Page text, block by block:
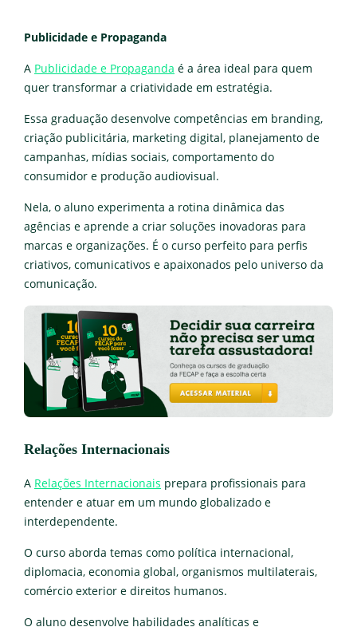
Publicidade e Propaganda
A Publicidade e Propaganda é a área ideal para quem
quer transformar a criatividade em estratégia.
Essa graduação desenvolve competências em branding,
criação publicitária, marketing digital, planejamento de
campanhas, mídias sociais, comportamento do
consumidor e produção audiovisual.
Nela, o aluno experimenta a rotina dinâmica das
agências e aprende a criar soluções inovadoras para
marcas e organizações. É o curso perfeito para perfis
criativos, comunicativos e apaixonados pelo universo da
comunicação.
Relações Internacionais
A Relações Internacionais prepara profissionais para
entender e atuar em um mundo globalizado e
interdependente.
O curso aborda temas como política internacional,
diplomacia, economia global, organismos multilaterais,
comércio exterior e direitos humanos.
O aluno desenvolve habilidades analíticas e